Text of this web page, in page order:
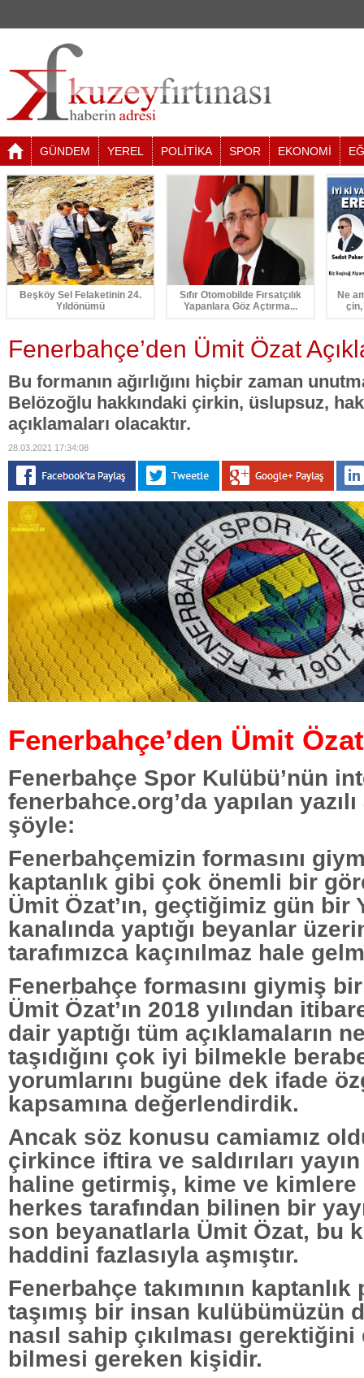
GÜNDEM YEREL POLİTİKA SPOR EKONOMİ
Beşköy Sel Felaketinin 24.
Yıldönümü
Sıfır Otomobilde Fırsatçılık
Yapanlara Göz Açtırma...
Ne
Fenerbahçe’den Ümit Özat
Bu formanın ağırlığını hiçbir zaman
Belözoğlu hakkındaki çirkin, üslupsuz,
açıklamaları olacaktır.
28.03.2021 17:34:08
Fenerbahçe’den Ümit
Fenerbahçe Spor Kulübü’nün
fenerbahce.org’da yapılan
şöyle:
Fenerbahçemizin formasını
kaptanlık gibi çok önemli bir
Ümit Özat’ın, geçtiğimiz gün bir
kanalında yaptığı beyanlar
tarafımızca kaçınılmaz hale
Fenerbahçe formasını giymiş
Ümit Özat’ın 2018 yılından
dair yaptığı tüm açıklamaların
taşıdığını çok iyi bilmekle
yorumlarını bugüne dek ifade
kapsamına değerlendirdik.
Ancak söz konusu camiamız
çirkince iftira ve saldırıları
haline getirmiş, kime ve
herkes tarafından bilinen bir
son beyanatlarla Ümit Özat, bu
haddini fazlasıyla aşmıştır.
Fenerbahçe takımının kaptanlık
taşımış bir insan kulübümüzün
nasıl sahip çıkılması
bilmesi gereken kişidir.